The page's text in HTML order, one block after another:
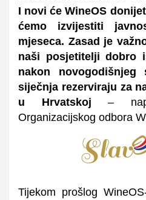
I novi će WineOS
ćemo izvijestiti
mjeseca. Zasad je
naši posjetitelji dobro
nakon
siječnja rezerviraju za
u Hrvatskoj –
Organizacijskog odbora
Tijekom prošlog